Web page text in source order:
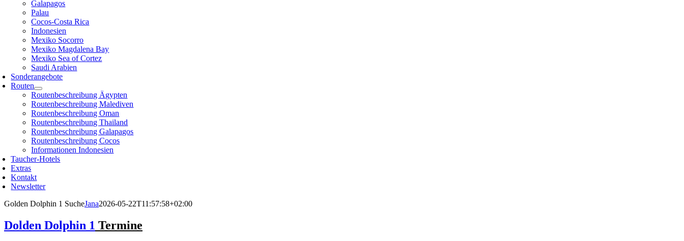
Galapagos
Palau
Cocos-Costa Rica
Indonesien
Mexiko Socorro
Mexiko Magdalena Bay
Mexiko Sea of Cortez
Saudi Arabien
Sonderangebote
Routen
Routenbeschreibung Ägypten
Routenbeschreibung Malediven
Routenbeschreibung Oman
Routenbeschreibung Thailand
Routenbeschreibung Galapagos
Routenbeschreibung Cocos
Informationen Indonesien
Taucher-Hotels
Extras
Kontakt
Newsletter
Golden Dolphin 1 SucheJana2026-05-22T11:57:58+02:00
Dolden Dolphin 1 Termine